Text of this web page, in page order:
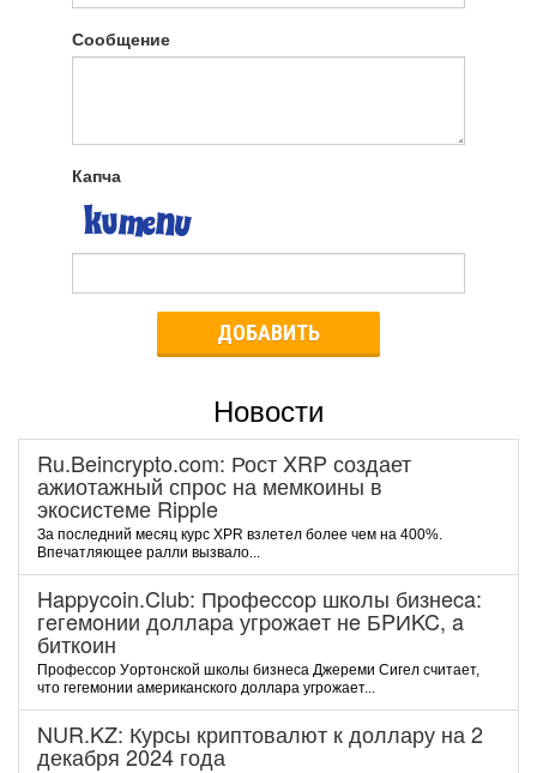
Сообщение
Капча
ДОБАВИТЬ
Новости
Ru.Beincrypto.com: Рост XRP создает
ажиотажный спрос на мемкоины в
экосистеме Ripple
За последний месяц курс XPR взлетел более чем на 400%.
Впечатляющее ралли вызвало...
Happycoin.Club: Пpoфeccop шкoлы бизнeca:
гeгeмoнии дoллapa угpoжaeт нe БPИKC, a
биткoин
Пpoфeccop Уopтoнcкoй шкoлы бизнeca Джepeми Cигeл cчитaeт,
чтo гeгeмoнии aмepикaнcкoгo дoллapa угpoжaeт...
NUR.KZ: Курсы криптовалют к доллару на 2
декабря 2024 года